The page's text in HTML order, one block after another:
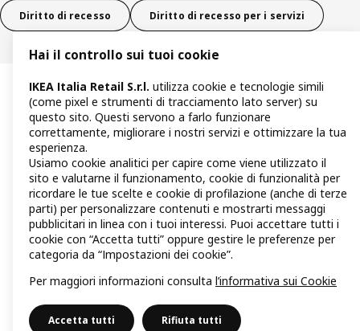
Diritto di recesso
Diritto di recesso per i servizi
Hai il controllo sui tuoi cookie
IKEA Italia Retail S.r.l. utilizza cookie e tecnologie simili
(come pixel e strumenti di tracciamento lato server) su
questo sito. Questi servono a farlo funzionare
correttamente, migliorare i nostri servizi e ottimizzare la tua
esperienza.
Usiamo cookie analitici per capire come viene utilizzato il
sito e valutarne il funzionamento, cookie di funzionalità per
ricordare le tue scelte e cookie di profilazione (anche di terze
parti) per personalizzare contenuti e mostrarti messaggi
pubblicitari in linea con i tuoi interessi. Puoi accettare tutti i
cookie con “Accetta tutti” oppure gestire le preferenze per
categoria da “Impostazioni dei cookie”.
Per maggiori informazioni consulta l’informativa sui Cookie
Accetta tutti Rifiuta tutti